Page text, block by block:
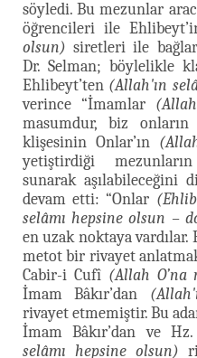
söyledi. Bu mezunlar
öğrencileri ile
olsun) siretleri ile
Dr. Selman; böylelikle
Ehlibeyt’ten (Allah'ın
verince “İmamlar
masumdur, biz onların
klişesinin Onlar’ın
yetiştirdiği
sunarak aşılabileceğini
devam etti: “Onlar
selâmı hepsine olsun –
en uzak noktaya
metot bir rivayet
Cabir-i Cufî (Allah O’na
İmam Bâkır’dan
rivayet etmemiştir. Bu
İmam Bâkır’dan ve Hz.
selâmı hepsine olsun)